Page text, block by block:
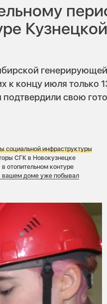
концу июля только
свою
социальной инфраструктуры
СГК в Новокузнецке
отопительном контуре
вашем доме уже побывал